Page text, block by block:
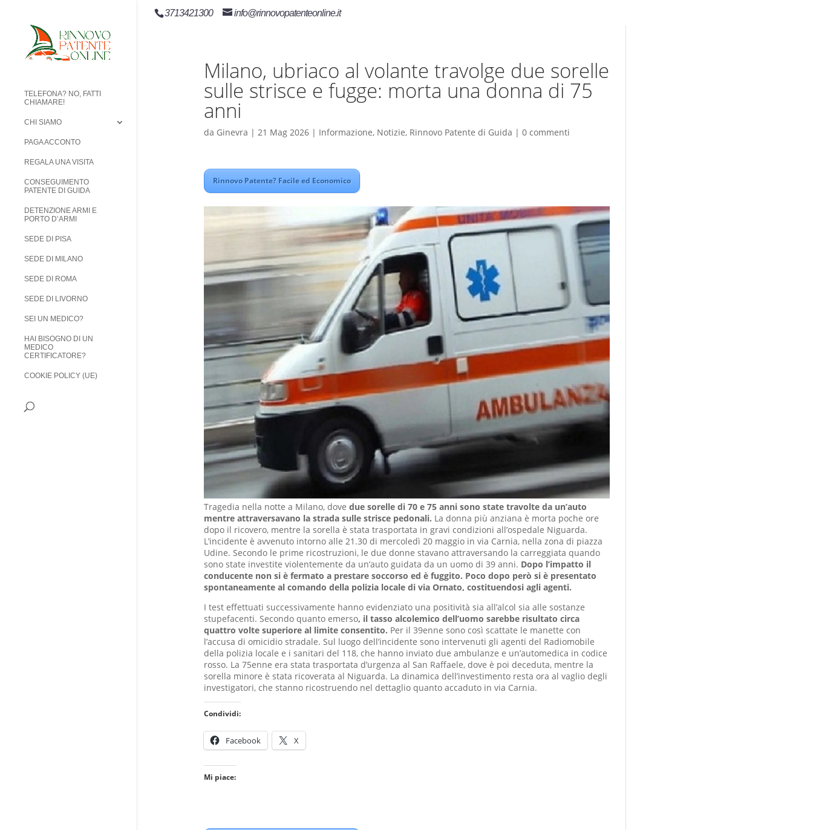
3713421300 info@rinnovopatenteonline.it
TELEFONA? NO, FATTI
CHIAMARE!
CHI SIAMO
PAGA ACCONTO
REGALA UNA VISITA
CONSEGUIMENTO
PATENTE DI GUIDA
DETENZIONE ARMI E
PORTO D’ARMI
SEDE DI PISA
SEDE DI MILANO
SEDE DI ROMA
SEDE DI LIVORNO
SEI UN MEDICO?
HAI BISOGNO DI UN
MEDICO
CERTIFICATORE?
COOKIE POLICY (UE)
Milano, ubriaco al volante travolge due sorelle
sulle strisce e fugge: morta una donna di 75
anni
da Ginevra | 21 Mag 2026| Informazione, Notizie, Rinnovo Patente di Guida | 0 commenti
Rinnovo Patente? Facile ed Economico
Tragedia nella notte a Milano, dove due sorelle di 70 e 75 anni sono state travolte da un’auto
mentre attraversavano la strada sulle strisce pedonali. La donna più anziana è morta poche ore
dopo il ricovero, mentre la sorella è stata trasportata in gravi condizioni all’ospedale Niguarda.
L’incidente è avvenuto intorno alle 21.30 di mercoledì 20 maggio in via Carnia, nella zona di piazza
Udine. Secondo le prime ricostruzioni, le due donne stavano attraversando la carreggiata quando
sono state investite violentemente da un’auto guidata da un uomo di 39 anni. Dopo l’impatto il
conducente non si è fermato a prestare soccorso ed è fuggito. Poco dopo però si è presentato
spontaneamente al comando della polizia locale di via Ornato, costituendosi agli agenti.
I test effettuati successivamente hanno evidenziato una positività sia all’alcol sia alle sostanze
stupefacenti. Secondo quanto emerso, il tasso alcolemico dell’uomo sarebbe risultato circa
quattro volte superiore al limite consentito. Per il 39enne sono così scattate le manette con
l’accusa di omicidio stradale. Sul luogo dell’incidente sono intervenuti gli agenti del Radiomobile
della polizia locale e i sanitari del 118, che hanno inviato due ambulanze e un’automedica in codice
rosso. La 75enne era stata trasportata d’urgenza al San Raffaele, dove è poi deceduta, mentre la
sorella minore è stata ricoverata al Niguarda. La dinamica dell’investimento resta ora al vaglio degli
investigatori, che stanno ricostruendo nel dettaglio quanto accaduto in via Carnia.
Condividi:
Facebook X
Mi piace: